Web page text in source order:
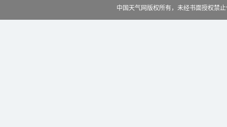
中国天气网版权所有，未经书面授权